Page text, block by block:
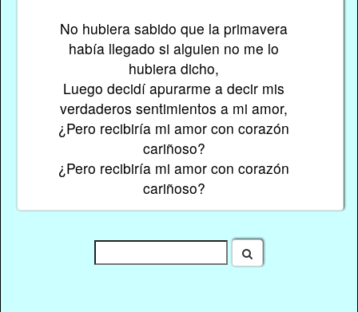
No hubiera sabido que la primavera
había llegado si alguien no me lo
hubiera dicho,
Luego decidí apurarme a decir mis
verdaderos sentimientos a mi amor,
¿Pero recibiría mi amor con corazón
cariñoso?
¿Pero recibiría mi amor con corazón
cariñoso?